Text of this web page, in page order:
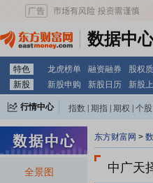
数据中
特色 龙虎榜单 融资融券 股权
新股
新股申购 新股日历 新股
行情中心 指数 期指 期权 个股
全景图
东方财富网 >
中广天